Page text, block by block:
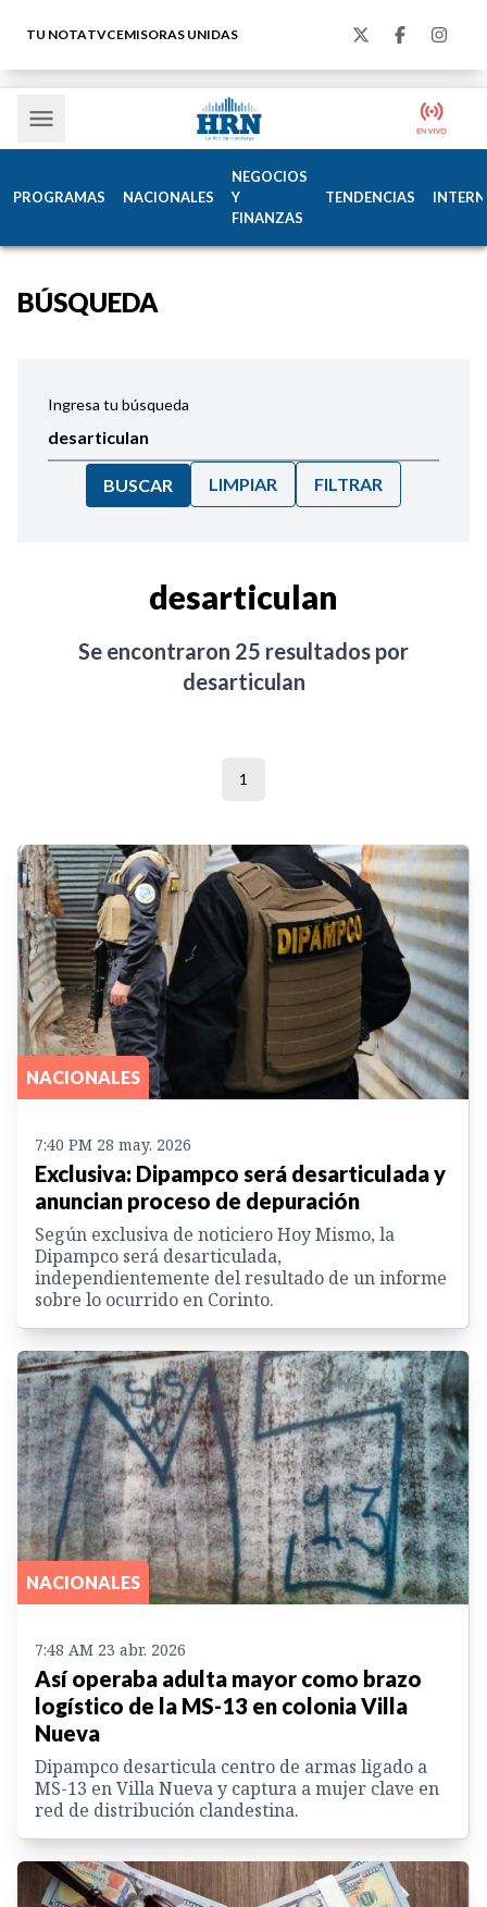
TU NOTATVCEMISORAS UNIDAS
PROGRAMAS NACIONALES
NEGOCIOS
Y
FINANZAS
TENDENCIAS
BÚSQUEDA
Ingresa tu búsqueda
BUSCAR LIMPIAR FILTRAR
desarticulan
Se encontraron 25 resultados por
desarticulan
1
NACIONALES
7:40 PM 28 may. 2026
Exclusiva: Dipampco será desarticulada y
anuncian proceso de depuración
Según exclusiva de noticiero Hoy Mismo, la
Dipampco será desarticulada,
independientemente del resultado de un informe
sobre lo ocurrido en Corinto.
NACIONALES
7:48 AM 23 abr. 2026
Así operaba adulta mayor como brazo
logístico de la MS-13 en colonia Villa
Nueva
Dipampco desarticula centro de armas ligado a
MS-13 en Villa Nueva y captura a mujer clave en
red de distribución clandestina.